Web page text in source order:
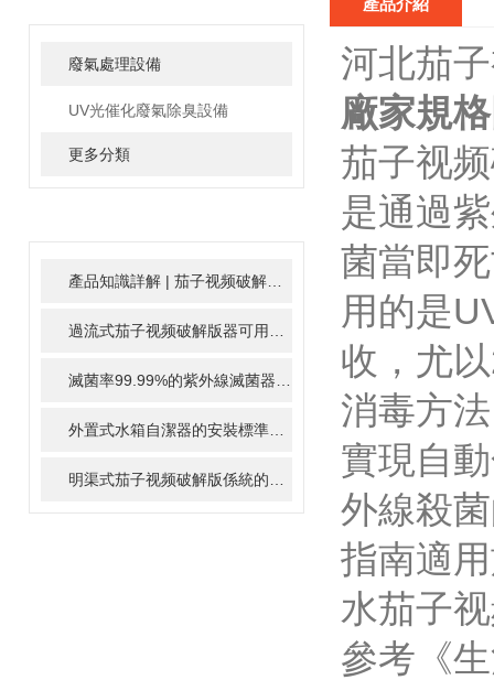
廢氣處理設備
UV光催化廢氣除臭設備
更多分類
2024-01-16
2023-12-07
2023-12-07
2023-11-29
產品介紹
河北茄
廠家規
茄子视频
是通過紫
菌當即死
用的是
收，
消毒方法
實現自動
外線殺菌
指南適用
水茄子
參考《